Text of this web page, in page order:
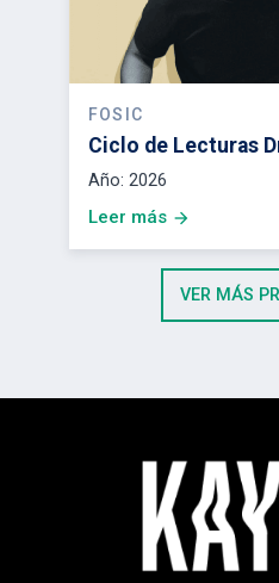
FOSIC
Ciclo de Lecturas
Año: 2026
Leer más arrow_forward
VER MÁS